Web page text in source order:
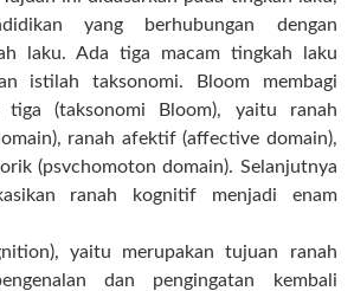
yang berhubungan dengan
laku. Ada tiga macam tingkah laku
istilah taksonomi. Bloom membagi
(taksonomi Bloom), yaitu ranah
ranah afektif (affective domain),
(psvchomoton domain). Selanjutnya
ranah kognitif menjadi enam
yaitu merupakan tujuan ranah
dan pengingatan kembali